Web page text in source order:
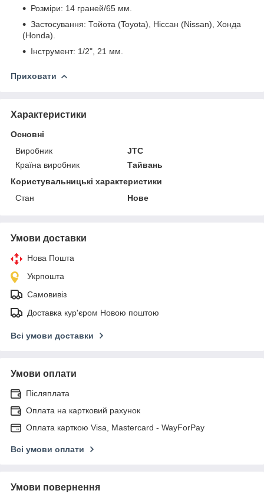
Розміри: 14 граней/65 мм.
Застосування: Тойота (Toyota), Ніссан (Nissan), Хонда
(Honda).
Інструмент: 1/2", 21 мм.
Приховати
Характеристики
Основні
Виробник
JTC
Країна виробник
Тайвань
Користувальницькі характеристики
Стан
Нове
Умови доставки
Нова Пошта
Укрпошта
Самовивіз
Доставка кур'єром Новою поштою
Всі умови доставки
Умови оплати
Післяплата
Оплата на картковий рахунок
Оплата карткою Visa, Mastercard - WayForPay
Всі умови оплати
Умови повернення